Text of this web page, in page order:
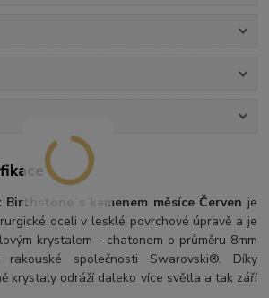
s kamenem měsíce Červen je
oceli v lesklé povrchové úpravě a je
krystalem - chatonem o průměru 8mm
společnosti Swarovski®. Díky
krystaly odráží daleko více světla a tak září